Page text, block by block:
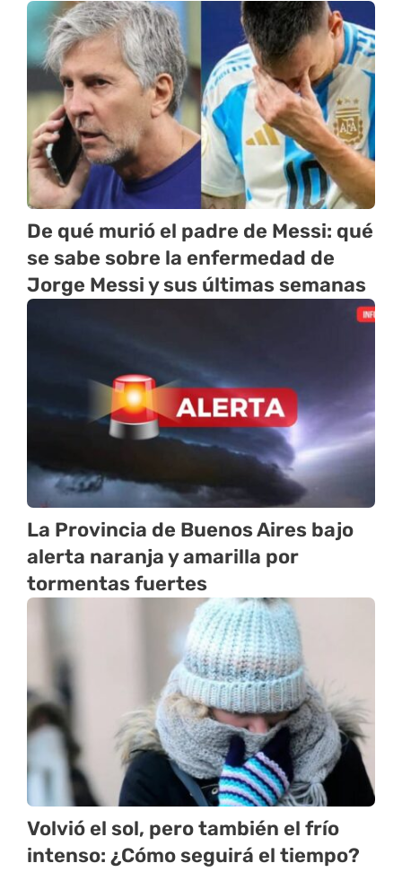
De qué murió el padre de Messi: qué
se sabe sobre la enfermedad de
Jorge Messi y sus últimas semanas
La Provincia de Buenos Aires bajo
alerta naranja y amarilla por
tormentas fuertes
Volvió el sol, pero también el frío
intenso: ¿Cómo seguirá el tiempo?